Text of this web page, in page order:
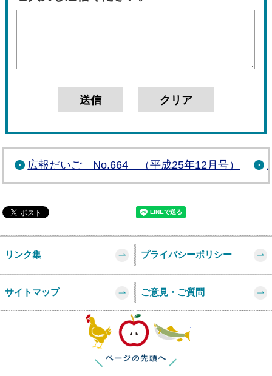
広報だいご No.664 （平成25年12月号）
リンク集 プライバシーポリシー
サイトマップ ご意見・ご質問